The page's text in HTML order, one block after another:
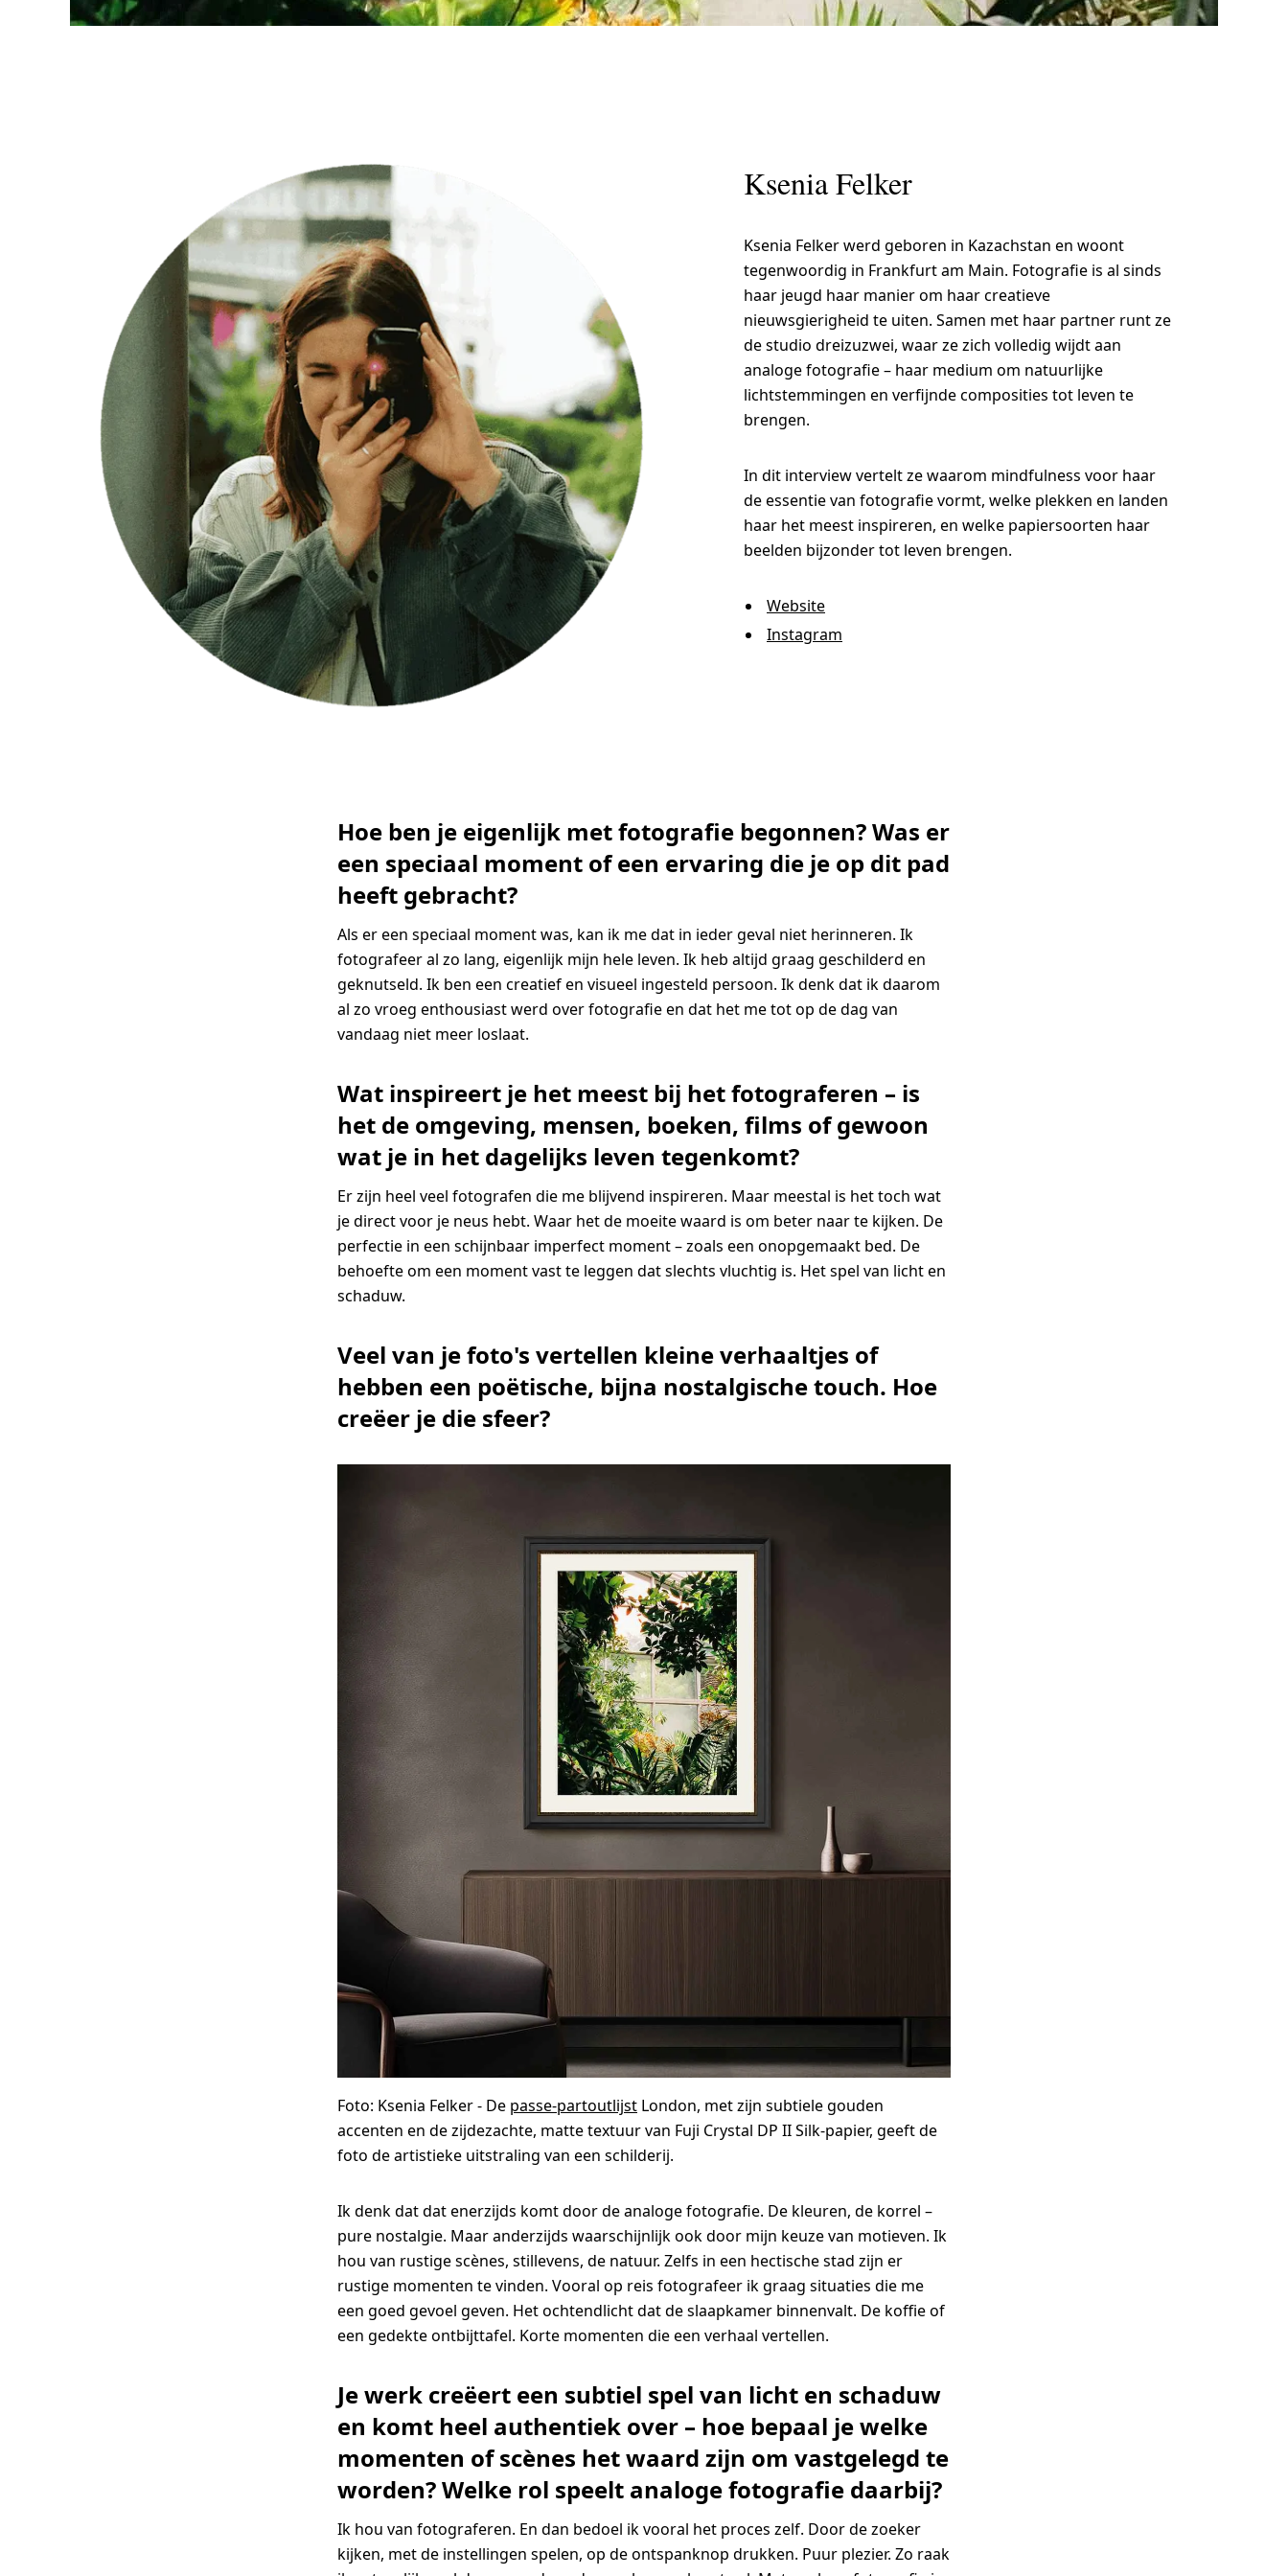
Analoge
esthetiek
herontdekt
Ksenia Felker
Ksenia Felker werd geboren in Kazachstan en woont
tegenwoordig in Frankfurt am Main. Fotografie is al sinds
haar jeugd haar manier om haar creatieve
nieuwsgierigheid te uiten. Samen met haar partner runt ze
de studio dreizuzwei, waar ze zich volledig wijdt aan
analoge fotografie – haar medium om natuurlijke
lichtstemmingen en verfijnde composities tot leven te
brengen.
In dit interview vertelt ze waarom mindfulness voor haar
de essentie van fotografie vormt, welke plekken en landen
haar het meest inspireren, en welke papiersoorten haar
beelden bijzonder tot leven brengen.
Website
Instagram
Hoe ben je eigenlijk met fotografie begonnen? Was er
een speciaal moment of een ervaring die je op dit pad
heeft gebracht?
Als er een speciaal moment was, kan ik me dat in ieder geval niet herinneren. Ik
fotografeer al zo lang, eigenlijk mijn hele leven. Ik heb altijd graag geschilderd en
geknutseld. Ik ben een creatief en visueel ingesteld persoon. Ik denk dat ik daarom
al zo vroeg enthousiast werd over fotografie en dat het me tot op de dag van
vandaag niet meer loslaat.
Wat inspireert je het meest bij het fotograferen – is
het de omgeving, mensen, boeken, films of gewoon
wat je in het dagelijks leven tegenkomt?
Er zijn heel veel fotografen die me blijvend inspireren. Maar meestal is het toch wat
je direct voor je neus hebt. Waar het de moeite waard is om beter naar te kijken. De
perfectie in een schijnbaar imperfect moment – zoals een onopgemaakt bed. De
behoefte om een moment vast te leggen dat slechts vluchtig is. Het spel van licht en
schaduw.
Veel van je foto's vertellen kleine verhaaltjes of
hebben een poëtische, bijna nostalgische touch. Hoe
creëer je die sfeer?
Foto: Ksenia Felker - De passe-partoutlijst London, met zijn subtiele gouden
accenten en de zijdezachte, matte textuur van Fuji Crystal DP II Silk-papier, geeft de
foto de artistieke uitstraling van een schilderij.
Ik denk dat dat enerzijds komt door de analoge fotografie. De kleuren, de korrel –
pure nostalgie. Maar anderzijds waarschijnlijk ook door mijn keuze van motieven. Ik
hou van rustige scènes, stillevens, de natuur. Zelfs in een hectische stad zijn er
rustige momenten te vinden. Vooral op reis fotografeer ik graag situaties die me
een goed gevoel geven. Het ochtendlicht dat de slaapkamer binnenvalt. De koffie of
een gedekte ontbijttafel. Korte momenten die een verhaal vertellen.
Je werk creëert een subtiel spel van licht en schaduw
en komt heel authentiek over – hoe bepaal je welke
momenten of scènes het waard zijn om vastgelegd te
worden? Welke rol speelt analoge fotografie daarbij?
Ik hou van fotograferen. En dan bedoel ik vooral het proces zelf. Door de zoeker
kijken, met de instellingen spelen, op de ontspanknop drukken. Puur plezier. Zo raak